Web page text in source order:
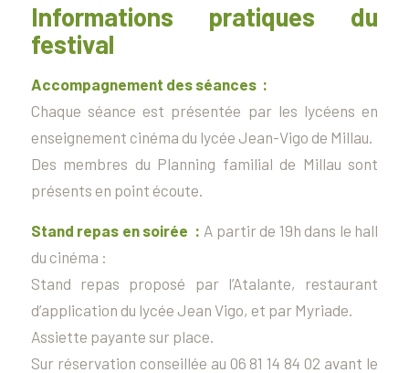
Informations pratiques du
festival
Accompagnement des séances :
Chaque séance est présentée par les lycéens en
enseignement cinéma du lycée Jean-Vigo de Millau.
Des membres du Planning familial de Millau sont
présents en point écoute.
Stand repas en soirée : A partir de 19h dans le hall
du cinéma :
Stand repas proposé par l’Atalante, restaurant
d’application du lycée Jean Vigo, et par Myriade.
Assiette payante sur place.
Sur réservation conseillée au 06 81 14 84 02 avant le